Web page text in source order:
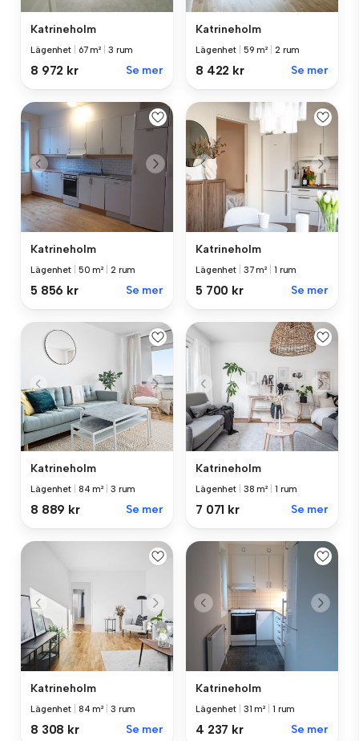
Katrineholm
Lägenhet 67 m² 3 rum
8 972 kr Se mer
Katrineholm
Lägenhet 59 m² 2 rum
8 422 kr Se mer
Katrineholm
Lägenhet 50 m² 2 rum
5 856 kr Se mer
Katrineholm
Lägenhet 37 m² 1 rum
5 700 kr Se mer
Katrineholm
Lägenhet 84 m² 3 rum
8 889 kr Se mer
Katrineholm
Lägenhet 38 m² 1 rum
7 071 kr Se mer
Katrineholm
Lägenhet 84 m² 3 rum
8 308 kr Se mer
Katrineholm
Lägenhet 31 m² 1 rum
4 237 kr Se mer